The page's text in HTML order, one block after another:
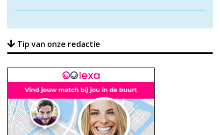
Tip van onze redactie